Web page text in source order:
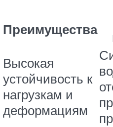
Преимущества
Высокая
устойчивость к
нагрузкам и
деформациям